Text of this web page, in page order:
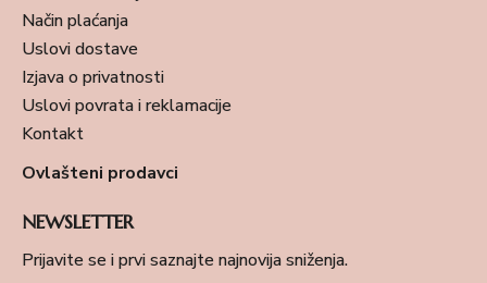
Način plaćanja
Uslovi dostave
Izjava o privatnosti
Uslovi povrata i reklamacije
Kontakt
Ovlašteni prodavci
NEWSLETTER
Prijavite se i prvi saznajte najnovija sniženja.